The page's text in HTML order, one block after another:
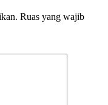
Ruas yang wajib